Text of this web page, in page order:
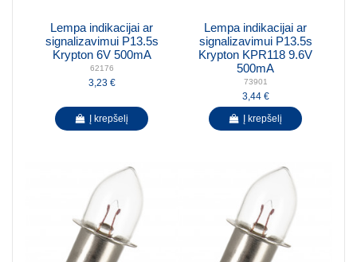
Lempa indikacijai ar
signalizavimui P13.5s
Krypton 6V 500mA
62176
3,23 €
Į krepšelį
Lempa indikacijai ar
signalizavimui P13.5s
Krypton KPR118 9.6V
500mA
73901
3,44 €
Į krepšelį